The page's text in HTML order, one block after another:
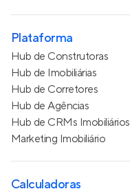
Plataforma
Hub de Construtoras
Hub de Imobiliárias
Hub de Corretores
Hub de Agências
Hub de CRMs Imobiliários
Marketing Imobiliário
Calculadoras